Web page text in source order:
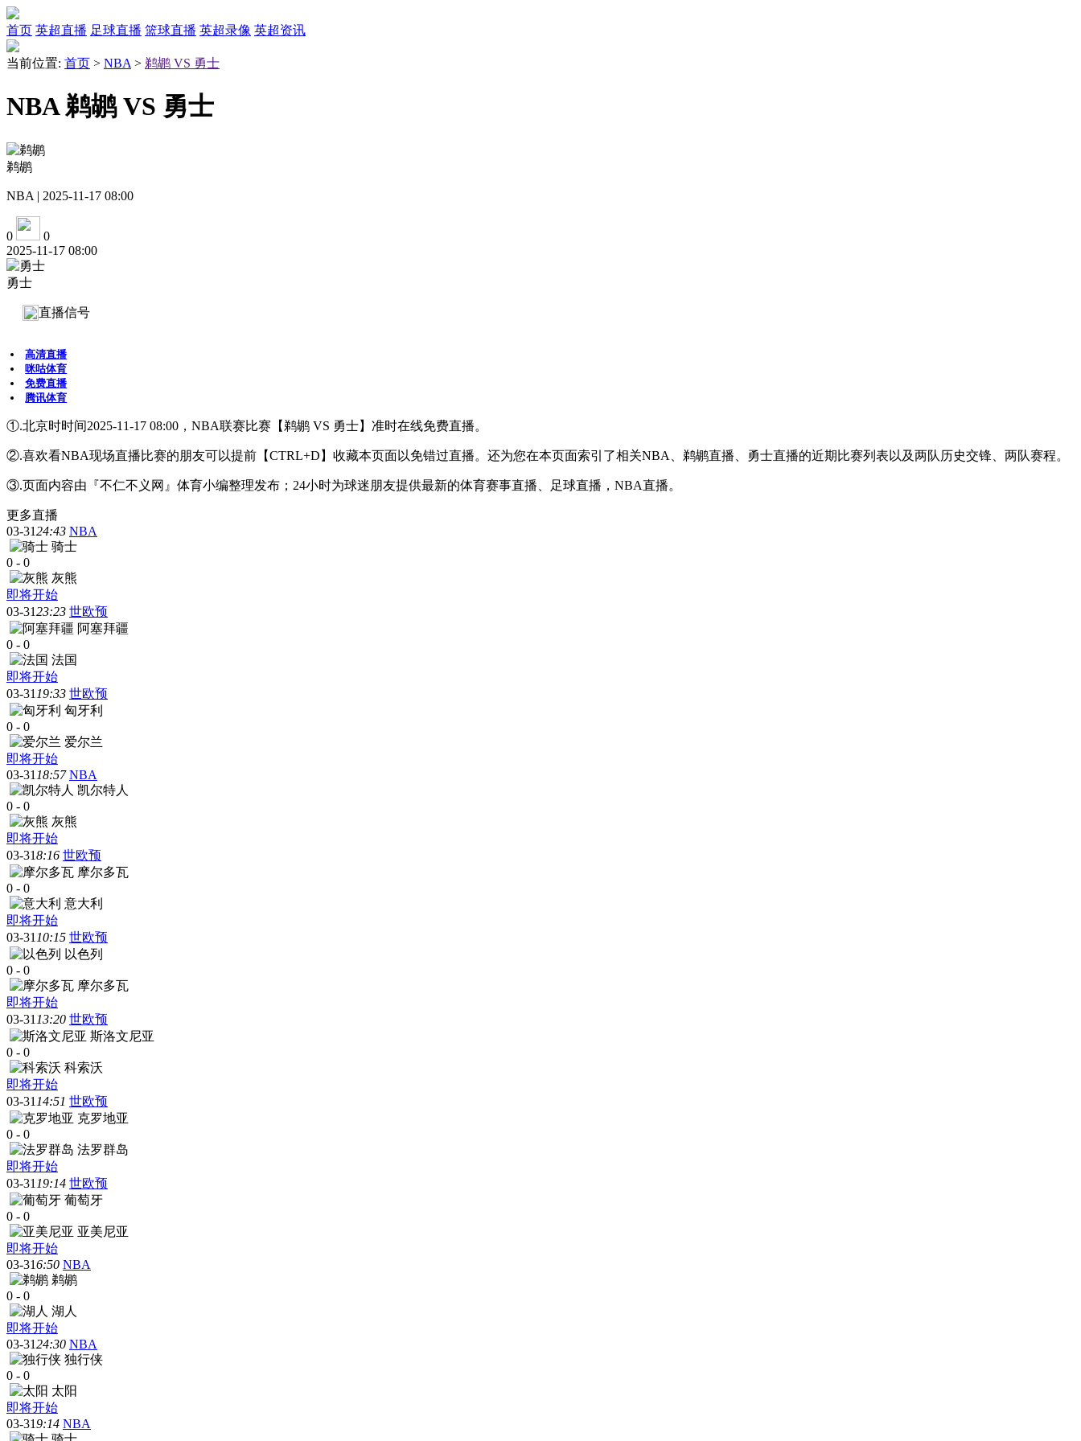
首页 英超直播 足球直播 篮球直播 英超录像 英超资讯
当前位置: 首页 > NBA > 鹈鹕 VS 勇士
NBA 鹈鹕 VS 勇士
鹈鹕
NBA | 2025-11-17 08:00
0
0
2025-11-17 08:00
勇士
直播信号
高清直播
咪咕体育
免费直播
腾讯体育
①.北京时时间2025-11-17 08:00，NBA联赛比赛【鹈鹕 VS 勇士】准时在线免费直播。
②.喜欢看NBA现场直播比赛的朋友可以提前【CTRL+D】收藏本页面以免错过直播。还为您在本页面索引了相关NBA、鹈鹕直播、勇士直播的近期比赛列表以及两队历史交锋、两队赛程。
③.页面内容由『不仁不义网』体育小编整理发布；24小时为球迷朋友提供最新的体育赛事直播、足球直播，NBA直播。
更多直播
03-3124:43 NBA
骑士
0 - 0
灰熊
即将开始
03-3123:23 世欧预
阿塞拜疆
0 - 0
法国
即将开始
03-31 19:33 世欧预
匈牙利
0 - 0
爱尔兰
即将开始
03-31 18:57 NBA
凯尔特人
0 - 0
灰熊
即将开始
03-318:16 世欧预
摩尔多瓦
0 - 0
意大利
即将开始
03-31 10:15 世欧预
以色列
0 - 0
摩尔多瓦
即将开始
03-31 13:20 世欧预
斯洛文尼亚
0 - 0
科索沃
即将开始
03-31 14:51 世欧预
克罗地亚
0 - 0
法罗群岛
即将开始
03-31 19:14 世欧预
葡萄牙
0 - 0
亚美尼亚
即将开始
03-316:50 NBA
鹈鹕
0 - 0
湖人
即将开始
03-3124:30 NBA
独行侠
0 - 0
太阳
即将开始
03-319:14 NBA